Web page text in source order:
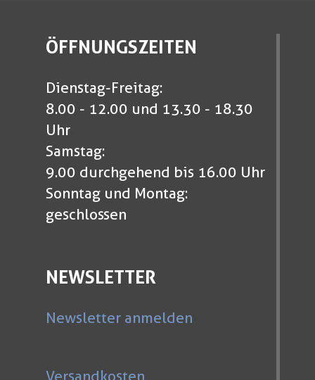
ÖFFNUNGSZEITEN
Dienstag-Freitag:
8.00 - 12.00 und 13.30 - 18.30
Uhr
Samstag:
9.00 durchgehend bis 16.00 Uhr
Sonntag und Montag:
geschlossen
NEWSLETTER
Newsletter anmelden
Versandkosten